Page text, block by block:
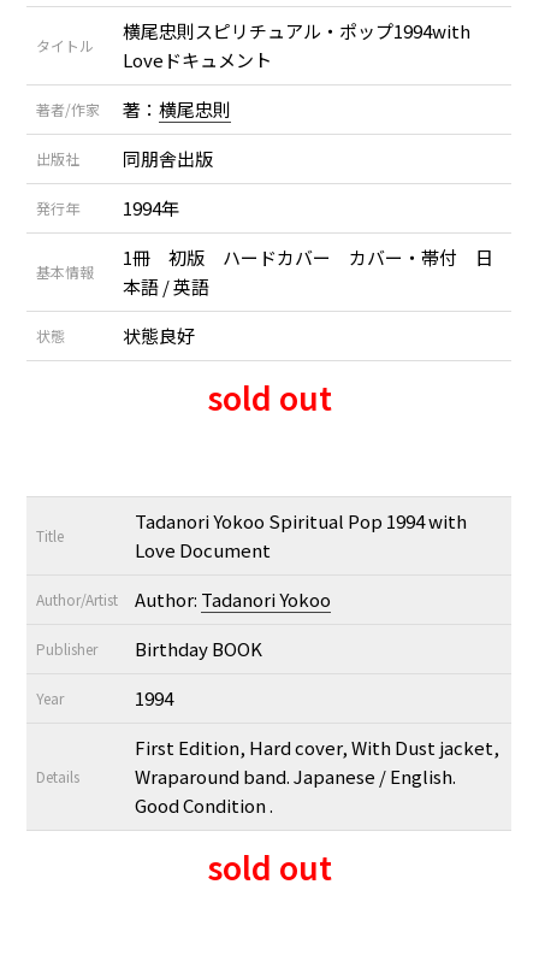
タイトル
横尾忠則スピリチュアル・ポップ1994with
Loveドキュメント
著者/作家 著：横尾忠則
出版社 同朋舎出版
発行年 1994年
基本情報
1冊 初版 ハードカバー カバー・帯付 日
本語 / 英語
状態 状態良好
sold out
Title
Tadanori Yokoo Spiritual Pop 1994 with
Love Document
Author/Artist Author: Tadanori Yokoo
Publisher Birthday BOOK
Year 1994
Details
First Edition, Hard cover, With Dust jacket,
Wraparound band. Japanese / English.
Good Condition .
sold out